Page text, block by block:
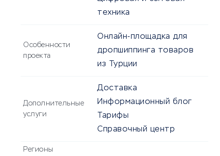
техника
Особенности
проекта
Онлайн-площадка для
дропшиппинга товаров
из Турции
Дополнительные
услуги
Доставка
Информационный блог
Тарифы
Справочный центр
Регионы